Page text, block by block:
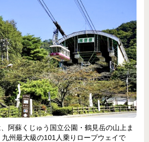
阿蘇くじゅう国立公園・鶴見岳の山上ま
州最大級の101人乗りロープウェイで